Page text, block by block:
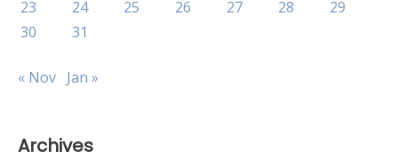
23
24 25 26 27 28
29
30
31
« Nov Jan »
Archives